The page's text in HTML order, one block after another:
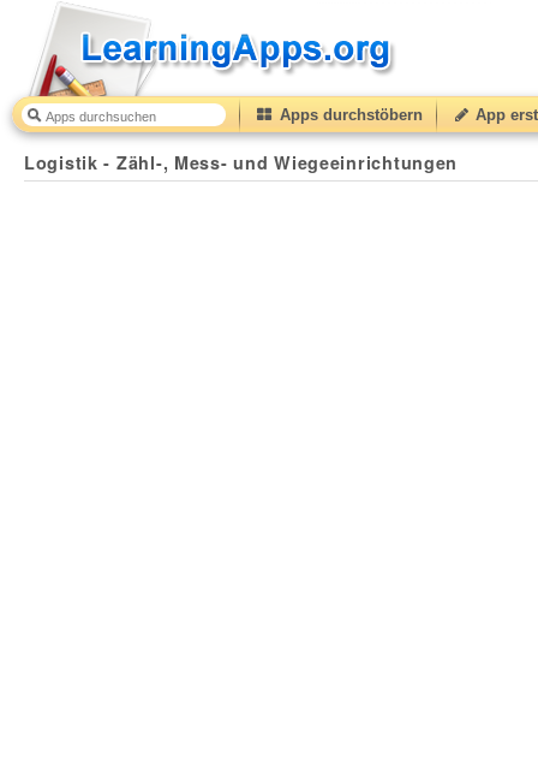
Apps durchstöbern App
Logistik - Zähl-, Mess- und Wiegeeinrichtungen
Logistik - Zähl-, Mess- und Wiegeeinrichtungen 50